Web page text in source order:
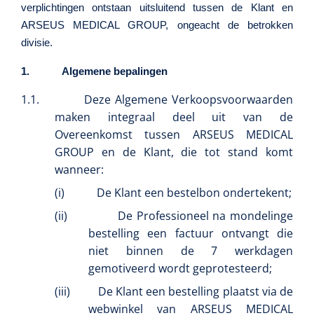
Fixatiemateriaal
Aangepaste kledij
Diversen
Verzwaringsdekens
Eethulpmiddelen
Eetplateau's
Onderleggers
Dopplers
Foetale dopplers
Vasculaire dopplers
Foetale en Vasculaire dopplers
Lichtdiagnostiek
Colposcopen
Urologie
verplichtingen ontstaan uitsluitend tussen de Klant en
ARSEUS MEDICAL GROUP, ongeacht de betrokken
divisie.
1. Algemene bepalingen
1.1.
Deze Algemene Verkoopsvoorwaarden
maken integraal deel uit van de
Overeenkomst tussen ARSEUS MEDICAL
GROUP en de Klant, die tot stand komt
wanneer:
(i)
De Klant een bestelbon ondertekent;
(ii)
De Professioneel na mondelinge
bestelling een factuur ontvangt die
niet binnen de 7 werkdagen
gemotiveerd wordt geprotesteerd;
(iii)
De Klant een bestelling plaatst via de
webwinkel van ARSEUS MEDICAL